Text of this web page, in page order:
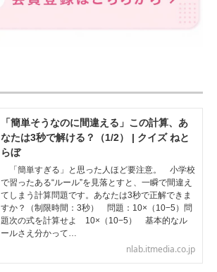
「簡単そうなのに間違える」この計算、あ
なたは3秒で解ける？（1/2） | クイズ ねと
らぼ
「簡単すぎる」と思った人ほど要注意。 小学校
で習ったある“ルール”を見落とすと、一瞬で間違え
てしまう計算問題です。あなたは3秒で正解できま
すか？（制限時間：3秒） 問題：10×（10−5）問
題次の式を計算せよ 10×（10−5） 基本的なル
ールさえ分かって…
nlab.itmedia.co.jp